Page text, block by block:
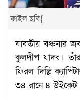
ফাইল ছবি{
যাবতীয় বঞ্চনার
কুলদীপ যাদব।
ফিরল দিল্লি
৩৪ রানে ৪ উইকেট